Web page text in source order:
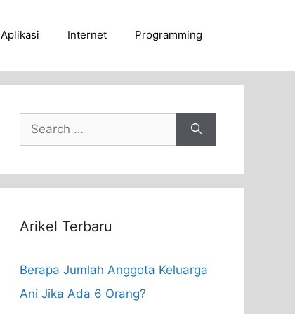
Aplikasi Internet Programming
Search
for:
Arikel Terbaru
Berapa Jumlah Anggota Keluarga
Ani Jika Ada 6 Orang?